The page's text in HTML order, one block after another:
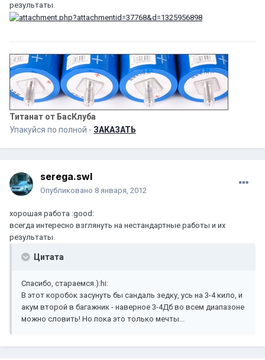
результаты.
Титанат от БасКлуба
Упакуйся по полной - ЗАКАЗАТЬ
serega.swl
Опубликовано 8 января, 2012
хорошая работа :good:
всегда интересно взглянуть на нестандартные работы и их
результаты.
Цитата
Спасибо, стараемся.):hi:
В этот коробок засунуть бы сандаль зедку, усь на 3-4 кило, и
акум второй в багажник - наверное 3-4Дб во всем диапазоне
можно словить! Но пока это только мечты...